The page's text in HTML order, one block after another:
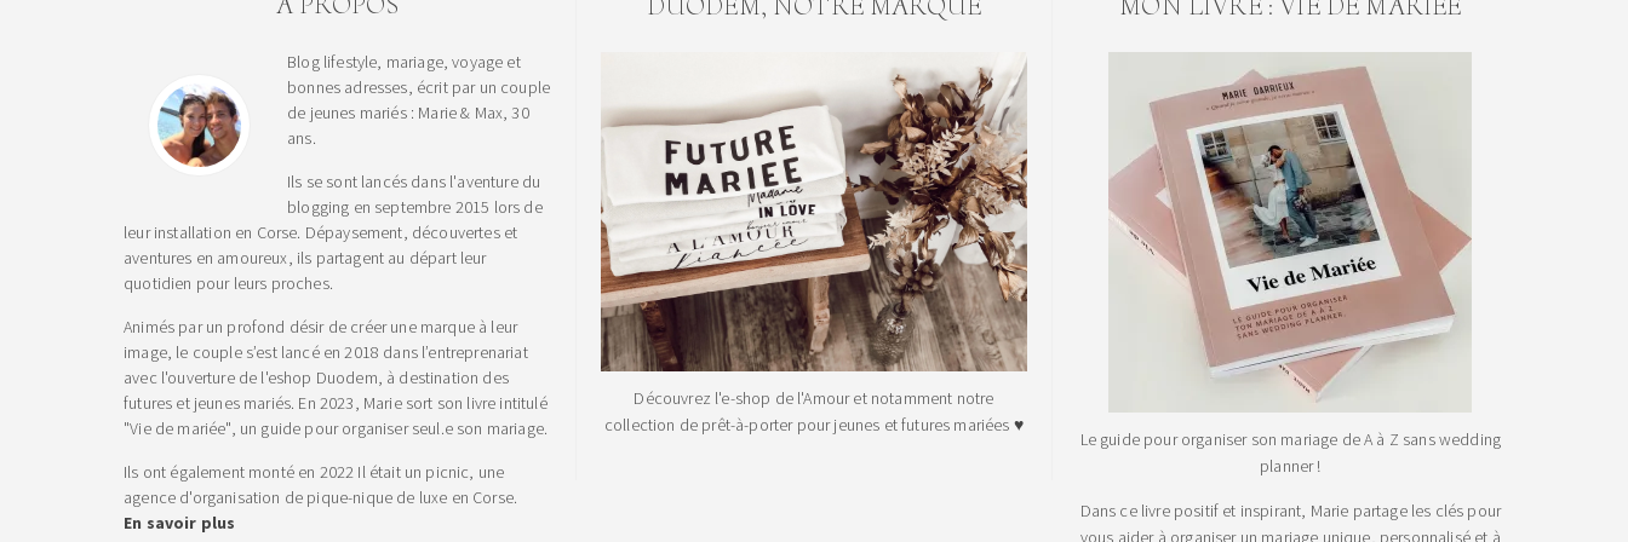
Blog lifestyle, mariage, voyage et
bonnes adresses, écrit par un couple
de jeunes mariés : Marie & Max, 30
ans.
Ils se sont lancés dans l'aventure du
blogging en septembre 2015 lors de
leur installation en Corse. Dépaysement, découvertes et
aventures en amoureux, ils partagent au départ leur
quotidien pour leurs proches.
Animés par un profond désir de créer une marque à leur
image, le couple s’est lancé en 2018 dans l’entreprenariat
avec l'ouverture de l'eshop Duodem, à destination des
futures et jeunes mariés. En 2023, Marie sort son livre intitulé
"Vie de mariée", un guide pour organiser seul.e son mariage.
Ils ont également monté en 2022 Il était un picnic, une
agence d'organisation de pique-nique de luxe en Corse.
En savoir plus
DUODEM, NOTRE MARQUE
Découvrez l'e-shop de l'Amour et notamment notre
collection de prêt-à-porter pour jeunes et futures mariées ♥
MON LIVRE : VIE DE MARIEE
Le guide pour organiser son mariage de A à Z sans wedding
planner !
Dans ce livre positif et inspirant, Marie partage les clés pour
vous aider à organiser un mariage unique, personnalisé et à